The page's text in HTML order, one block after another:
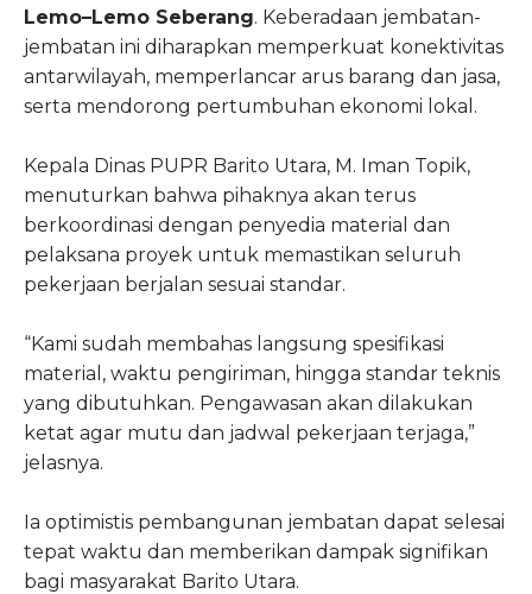
Lemo–Lemo Seberang. Keberadaan jembatan-
jembatan ini diharapkan memperkuat konektivitas
antarwilayah, memperlancar arus barang dan jasa,
serta mendorong pertumbuhan ekonomi lokal.
Kepala Dinas PUPR Barito Utara, M. Iman Topik,
menuturkan bahwa pihaknya akan terus
berkoordinasi dengan penyedia material dan
pelaksana proyek untuk memastikan seluruh
pekerjaan berjalan sesuai standar.
“Kami sudah membahas langsung spesifikasi
material, waktu pengiriman, hingga standar teknis
yang dibutuhkan. Pengawasan akan dilakukan
ketat agar mutu dan jadwal pekerjaan terjaga,”
jelasnya.
Ia optimistis pembangunan jembatan dapat selesai
tepat waktu dan memberikan dampak signifikan
bagi masyarakat Barito Utara.